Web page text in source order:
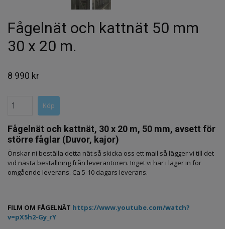
Fågelnät och kattnät 50 mm
30 x 20 m.
8 990 kr
Fågelnät och kattnät, 30 x 20 m, 50 mm, avsett för
större fåglar (Duvor, kajor)
Önskar ni beställa detta nät så skicka oss ett mail så lägger vi till det
vid nästa beställning från leverantören. Inget vi har i lager in för
omgående leverans. Ca 5-10 dagars leverans.
FILM OM FÅGELNÄT https://www.youtube.com/watch?
v=pX5h2-Gy_rY